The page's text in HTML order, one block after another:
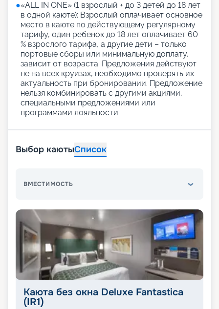
●«АLL IN ONE» (1 взрослый + до 3 детей до 18 лет
в одной каюте): Взрослый оплачивает основное
место в каюте по действующему регулярному
тарифу, один ребенок до 18 лет оплачивает 60
% взрослого тарифа, а другие дети – только
портовые сборы или минимальную доплату,
зависит от возраста. Предложения действуют
не на всех круизах, необходимо проверять их
актуальность при бронировании. Предложение
нельзя комбинировать с другими акциями,
специальными предложениями или
программами лояльности
Выбор каютыСписок
ВМЕСТИМОСТЬ
Каюта без окна Deluxe Fantastica
(IR1)